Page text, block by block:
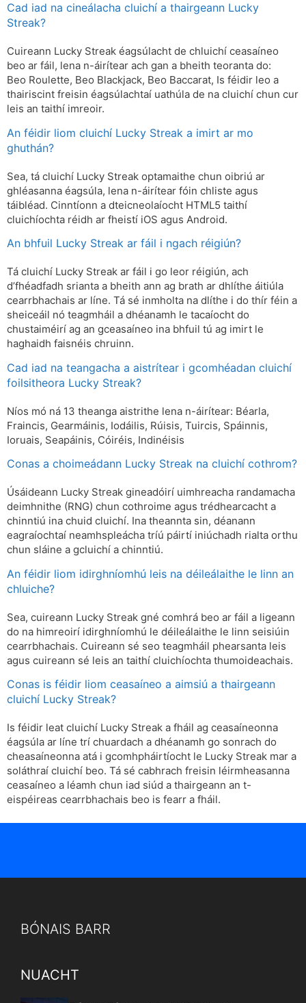
Cad iad na cineálacha cluichí a thairgeann Lucky
Streak?
Cuireann Lucky Streak éagsúlacht de chluichí ceasaíneo
beo ar fáil, lena n-áirítear ach gan a bheith teoranta do:
Beo Roulette, Beo Blackjack, Beo Baccarat, Is féidir leo a
thairiscint freisin éagsúlachtaí uathúla de na cluichí chun cur
leis an taithí imreoir.
An féidir liom cluichí Lucky Streak a imirt ar mo
ghuthán?
Sea, tá cluichí Lucky Streak optamaithe chun oibriú ar
ghléasanna éagsúla, lena n-áirítear fóin chliste agus
táibléad. Cinntíonn a dteicneolaíocht HTML5 taithí
cluichíochta réidh ar fheistí iOS agus Android.
An bhfuil Lucky Streak ar fáil i ngach réigiún?
Tá cluichí Lucky Streak ar fáil i go leor réigiún, ach
d’fhéadfadh srianta a bheith ann ag brath ar dhlíthe áitiúla
cearrbhachais ar líne. Tá sé inmholta na dlíthe i do thír féin a
sheiceáil nó teagmháil a dhéanamh le tacaíocht do
chustaiméirí ag an gceasaíneo ina bhfuil tú ag imirt le
haghaidh faisnéis chruinn.
Cad iad na teangacha a aistrítear i gcomhéadan cluichí
foilsitheora Lucky Streak?
Níos mó ná 13 theanga aistrithe lena n-áirítear: Béarla,
Fraincis, Gearmáinis, Iodáilis, Rúisis, Tuircis, Spáinnis,
Ioruais, Seapáinis, Cóiréis, Indinéisis
Conas a choimeádann Lucky Streak na cluichí cothrom?
Úsáideann Lucky Streak gineadóirí uimhreacha randamacha
deimhnithe (RNG) chun cothroime agus trédhearcacht a
chinntiú ina chuid cluichí. Ina theannta sin, déanann
eagraíochtaí neamhspleácha tríú páirtí iniúchadh rialta orthu
chun sláine a gcluichí a chinntiú.
An féidir liom idirghníomhú leis na déileálaithe le linn an
chluiche?
Sea, cuireann Lucky Streak gné comhrá beo ar fáil a ligeann
do na himreoirí idirghníomhú le déileálaithe le linn seisiúin
cearrbhachais. Cuireann sé seo teagmháil phearsanta leis
agus cuireann sé leis an taithí cluichíochta thumoideachais.
Conas is féidir liom ceasaíneo a aimsiú a thairgeann
cluichí Lucky Streak?
Is féidir leat cluichí Lucky Streak a fháil ag ceasaíneonna
éagsúla ar líne trí chuardach a dhéanamh go sonrach do
cheasaíneonna atá i gcomhpháirtíocht le Lucky Streak mar a
soláthraí cluichí beo. Tá sé cabhrach freisin léirmheasanna
ceasaíneo a léamh chun iad siúd a thairgeann an t-
eispéireas cearrbhachais beo is fearr a fháil.
BÓNAIS BARR
NUACHT